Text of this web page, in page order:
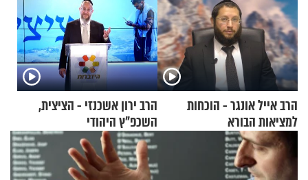
הרב אייל אונגר - הוכחות
למציאות הבורא
הרב ירון אשכנזי - הציצית,
השכפ"ץ היהודי